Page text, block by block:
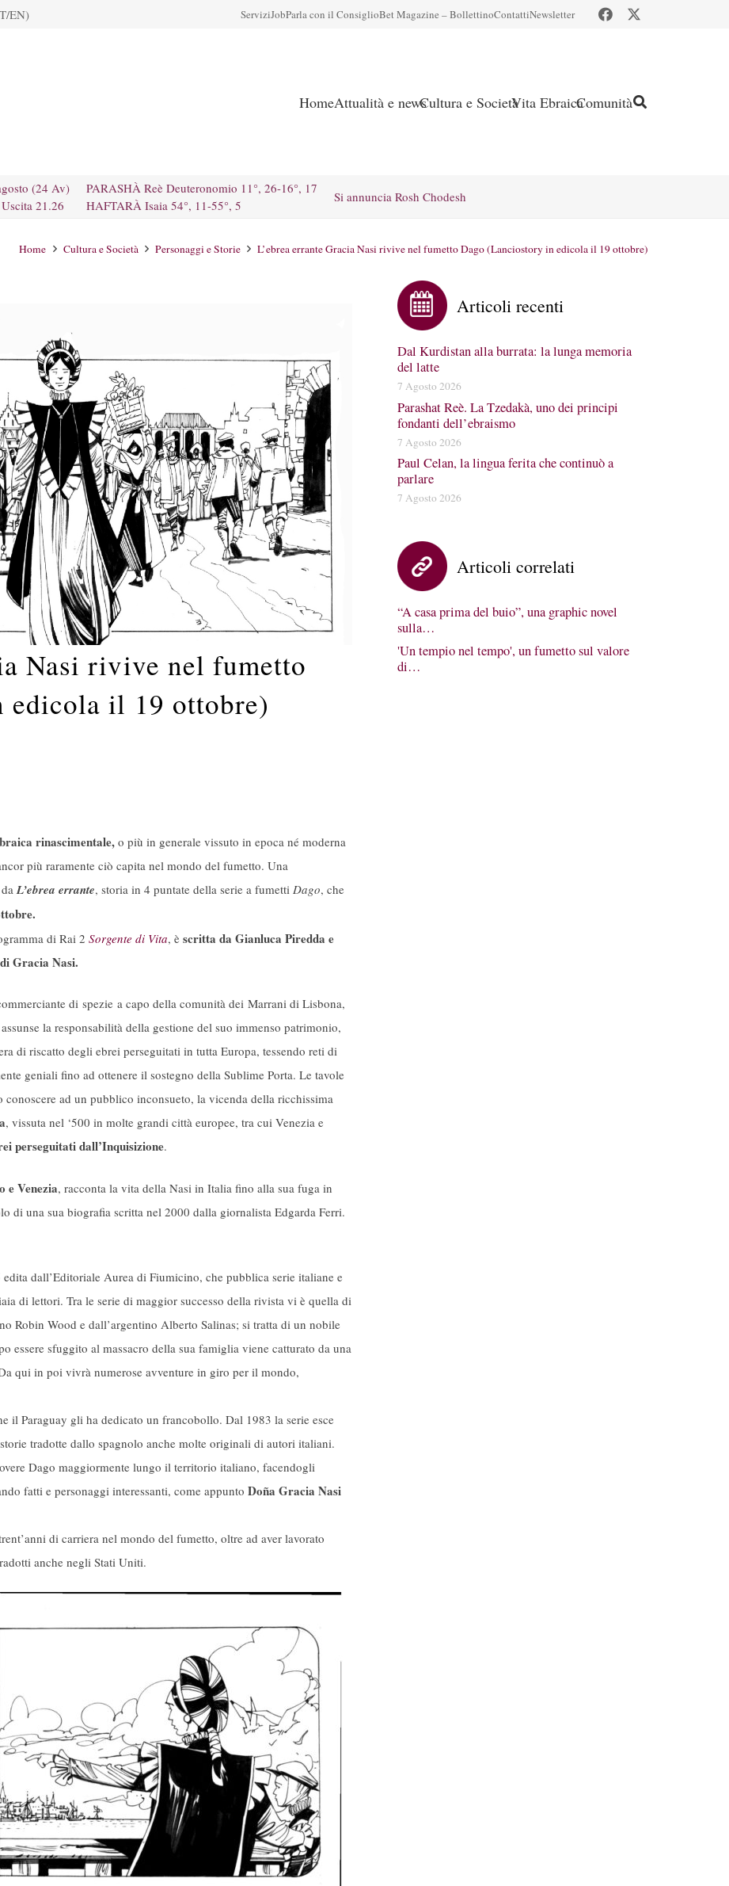
EN) ServiziJobParla con il ConsiglioBet Magazine – BollettinoContattiNewsletter
HomeAttualità e newsCultura e SocietàVita EbraicaComunità
(24 Av)
21.26
PARASHÀ Reè Deuteronomio 11°, 26-16°, 17
HAFTARÀ Isaia 54°, 11-55°, 5
Si annuncia Rosh Chodesh
Home Cultura e Società Personaggi e Storie L’ebrea errante Gracia Nasi rivive nel fumetto Dago (Lanciostory in edicola il 19 ottobre)
Nasi rivive nel fumetto
il 19 ottobre)
rinascimentale, o più in generale vissuto in epoca né moderna
più raramente ciò capita nel mondo del fumetto. Una
L’ebrea errante, storia in 4 puntate della serie a fumetti Dago, che
di Rai 2 Sorgente di Vita, è scritta da Gianluca Piredda e
Gracia Nasi.
di spezie a capo della comunità dei Marrani di Lisbona,
la responsabilità della gestione del suo immenso patrimonio,
di riscatto degli ebrei perseguitati in tutta Europa, tessendo reti di
geniali fino ad ottenere il sostegno della Sublime Porta. Le tavole
ad un pubblico inconsueto, la vicenda della ricchissima
, vissuta nel ‘500 in molte grandi città europee, tra cui Venezia e
perseguitati dall’Inquisizione.
e Venezia, racconta la vita della Nasi in Italia fino alla sua fuga in
di una sua biografia scritta nel 2000 dalla giornalista Edgarda Ferri.
dall’Editoriale Aurea di Fiumicino, che pubblica serie italiane e
di lettori. Tra le serie di maggior successo della rivista vi è quella di
Robin Wood e dall’argentino Alberto Salinas; si tratta di un nobile
essere sfuggito al massacro della sua famiglia viene catturato da una
qui in poi vivrà numerose avventure in giro per il mondo,
il Paraguay gli ha dedicato un francobollo. Dal 1983 la serie esce
tradotte dallo spagnolo anche molte originali di autori italiani.
Dago maggiormente lungo il territorio italiano, facendogli
fatti e personaggi interessanti, come appunto Doña Gracia Nasi
di carriera nel mondo del fumetto, oltre ad aver lavorato
anche negli Stati Uniti.
Articoli recenti
Dal Kurdistan alla burrata: la lunga memoria
del latte
7 Agosto 2026
Parashat Reè. La Tzedakà, uno dei principi
fondanti dell’ebraismo
7 Agosto 2026
Paul Celan, la lingua ferita che continuò a
parlare
7 Agosto 2026
Articoli correlati
“A casa prima del buio”, una graphic novel
sulla…
'Un tempio nel tempo', un fumetto sul valore
di…